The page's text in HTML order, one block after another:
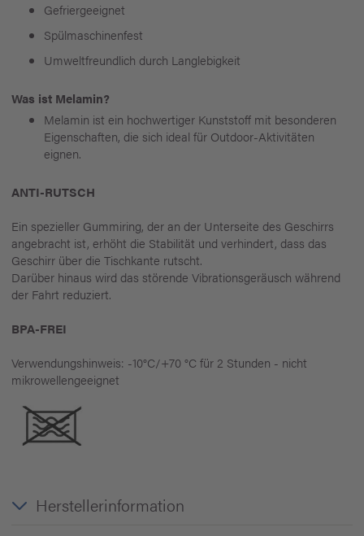
Gefriergeeignet
Spülmaschinenfest
Umweltfreundlich durch Langlebigkeit
Was ist Melamin?
Melamin ist ein hochwertiger Kunststoff mit besonderen
Eigenschaften, die sich ideal für Outdoor-Aktivitäten
eignen.
ANTI-RUTSCH
Ein spezieller Gummiring, der an der Unterseite des Geschirrs
angebracht ist, erhöht die Stabilität und verhindert, dass das
Geschirr über die Tischkante rutscht.
Darüber hinaus wird das störende Vibrationsgeräusch während
der Fahrt reduziert.
BPA-FREI
Verwendungshinweis: -10°C/+70 °C für 2 Stunden - nicht
mikrowellengeeignet
Herstellerinformation